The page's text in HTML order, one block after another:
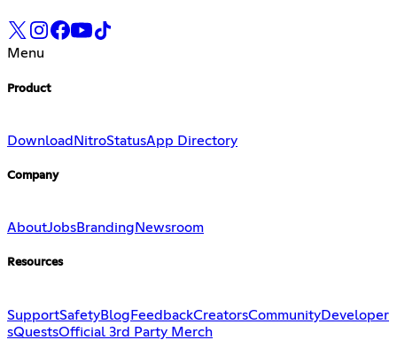
Menu
Product
Download NitroStatusApp Directory
Company
AboutJobsBranding Newsroom
Resources
SupportSafetyBlogFeedbackCreatorsCommunityDeveloper
sQuestsOfficial 3rd Party Merch